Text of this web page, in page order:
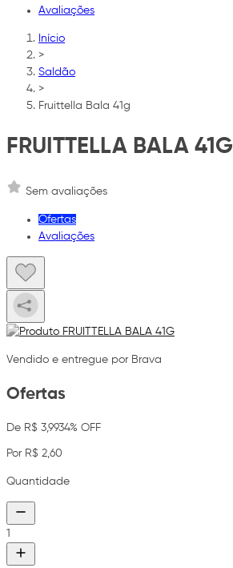
Avaliações
Início
>
Saldão
>
Fruittella Bala 41g
FRUITTELLA BALA 41G
Sem avaliações
Ofertas
Avaliações
Vendido e entregue por Brava
Ofertas
De R$ 3,9934% OFF
Por R$ 2,60
Quantidade
1